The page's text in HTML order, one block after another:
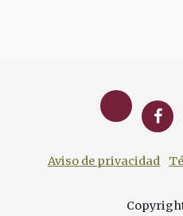
Aviso de privacidad